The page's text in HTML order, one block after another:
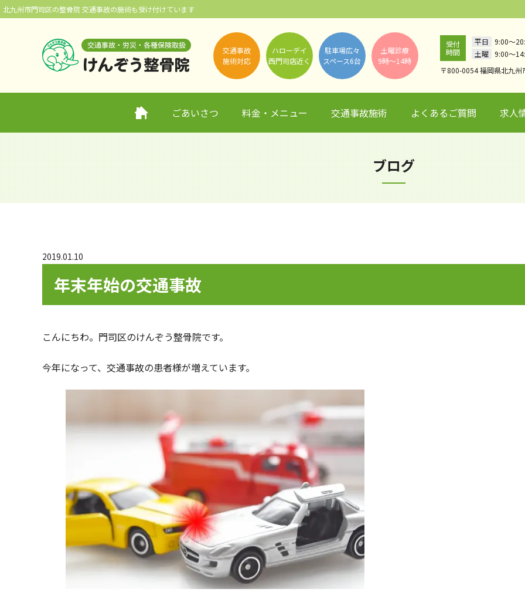
北九州市門司区の整骨院 交通事故の施術も受け付けています
交通事故
施術対応
ハローデイ
西門司店近く
駐車場広々
スペース6台
土曜診療
9時～14時
受付
時間
平日
9:00～
土曜 9:00～
〒800-0054 福岡県北九州
ホーム
ごあいさつ 料金・メニュー 交通事故施術 よくあるご質問 求人
ブログ
2019.01.10
年末年始の交通事故
こんにちわ。門司区のけんぞう整骨院です。
今年になって、交通事故の患者様が増えています。